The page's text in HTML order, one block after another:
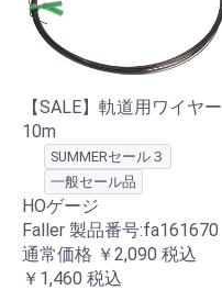
【SALE】軌道用ワイヤー
10m
SUMMERセール３
一般セール品
HOゲージ
Faller 製品番号:fa161670
通常価格 ￥2,090 税込
￥1,460 税込